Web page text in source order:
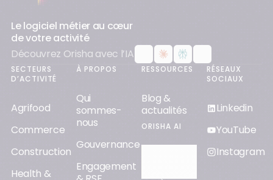
Le logiciel métier au cœur
de votre activité
Découvrez Orisha avec l’IA
SECTEURS
D’ACTIVITÉ
Agrifood
Commerce
Construction
Health &
À PROPOS
Qui
sommes-
nous
Gouvernance
Engagement
RESSOURCES
Blog &
actualités
ORISHA AI
RÉSEAUX
SOCIAUX
Linkedin
YouTube
Instagram